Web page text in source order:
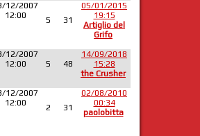
12/2007
12:00
5 31
05/01/2015
19:15
Artiglio del
Grifo
12/2007
12:00
5 48
14/09/2018
15:28
the Crusher
12/2007
12:00
2 31
02/08/2010
00:34
paolobitta